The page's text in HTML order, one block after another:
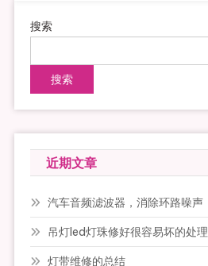
搜索
搜索
近期文章
汽车音频滤波器，消除环路噪声
吊灯led灯珠修好很容易坏的处理
灯带维修的总结